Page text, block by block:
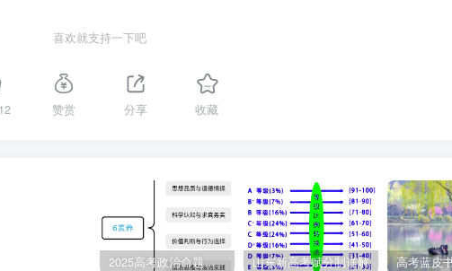
只要发现彭某为乙公司直播，就有权直接解聘彭某。 （ × ）
乙公司兼职销售直播。如果不影响彭某与甲公司的合同约定，甲公司
不能直接向法院提起诉讼。
位在劳动过程中发生的经济关系。（ × ）
喜欢就支持一下吧
12 赞赏 分享 收藏
2025高考政治命题纲要解读 山东新高考赋分制详解